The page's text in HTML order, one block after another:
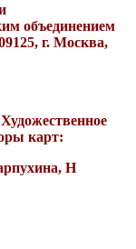
объединением
г. Москва,
карт:
Н